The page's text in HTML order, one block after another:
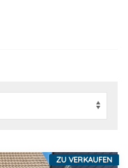
ZU VERKAUFEN